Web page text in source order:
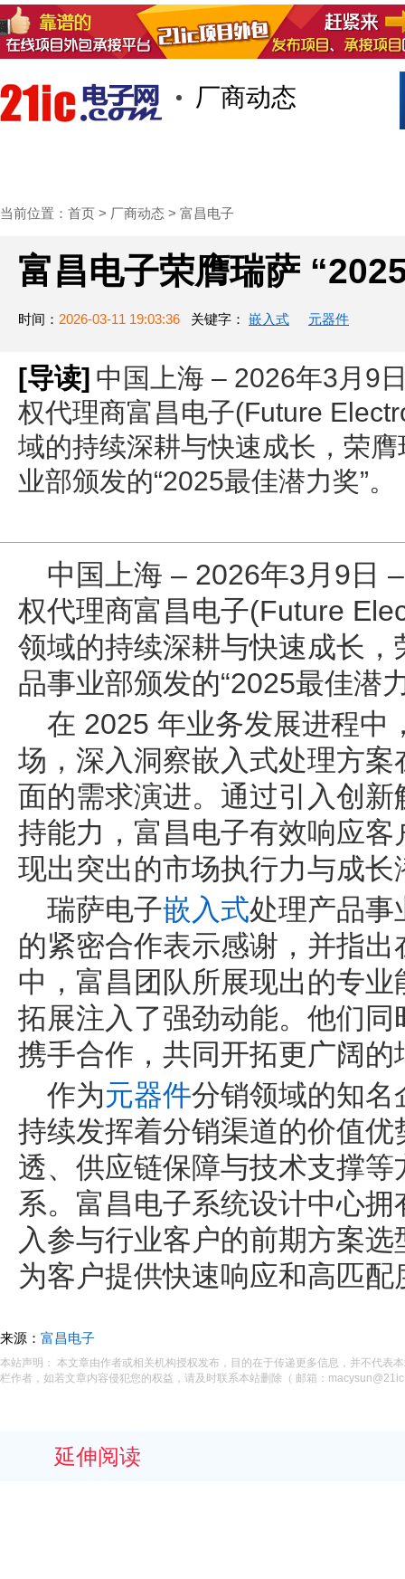
厂商动态
当前位置： 首页 > 厂商动态 > 富昌电子
富昌电子荣膺瑞萨
时间： 2026-03-11 19:03:36 关键字： 嵌入式 元器件
[导读] 中国上海 – 2026年3月9
权代理商富昌电子(Future
域的持续深耕与快速成长，荣
业部颁发的“2025最佳潜力奖”。
中国上海 – 2026年3月9日
权代理商富昌电子(Future
领域的持续深耕与快速成长
品事业部颁发的“2025最佳潜
在 2025 年业务发展进程中
场，深入洞察嵌入式处理方
面的需求演进。通过引入创
持能力，富昌电子有效响应
现出突出的市场执行力与成长
瑞萨电子嵌入式处理产品事
的紧密合作表示感谢，并指
中，富昌团队所展现出的专
拓展注入了强劲动能。他们
携手合作，共同开拓更广阔的
作为元器件分销领域的知名
持续发挥着分销渠道的价值
透、供应链保障与技术支撑
系。富昌电子系统设计中心
入参与行业客户的前期方案
为客户提供快速响应和高匹
来源： 富昌电子
本站声明： 本文章由作者或相关机构授权发布，目的在于传递更多信息，并不代表
栏作者，如若文章内容侵犯您的权益，请及时联系本站删除（ 邮箱：
延伸阅读